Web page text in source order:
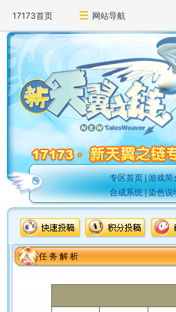
17173首页 网站导航
专区首页|游戏简
合成系统|染色说
任 务 解 析